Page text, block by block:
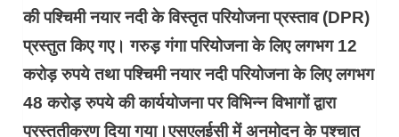
की पश्चिमी नयार नदी के विस्तृत परियोजना प्रस्ताव (DPR)
प्रस्तुत किए गए। गरुड़ गंगा परियोजना के लिए लगभग 12
करोड़ रुपये तथा पश्चिमी नयार नदी परियोजना के लिए लगभग
48 करोड़ रुपये की कार्ययोजना पर विभिन्न विभागों द्वारा
प्रस्तुतीकरण दिया गया।एसएलईसी में अनुमोदन के पश्चात